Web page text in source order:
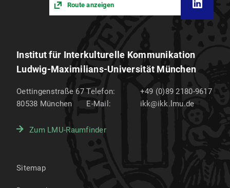
Route anzeigen
Institut für Interkulturelle Kommunikation
Ludwig-Maximilians-Universität München
Oettingenstraße 67
80538 München
Telefon:
+49 (0)89 2180-9617
E-Mail:
ikk@ikk.lmu.de
Zum LMU-Raumfinder
Sitemap